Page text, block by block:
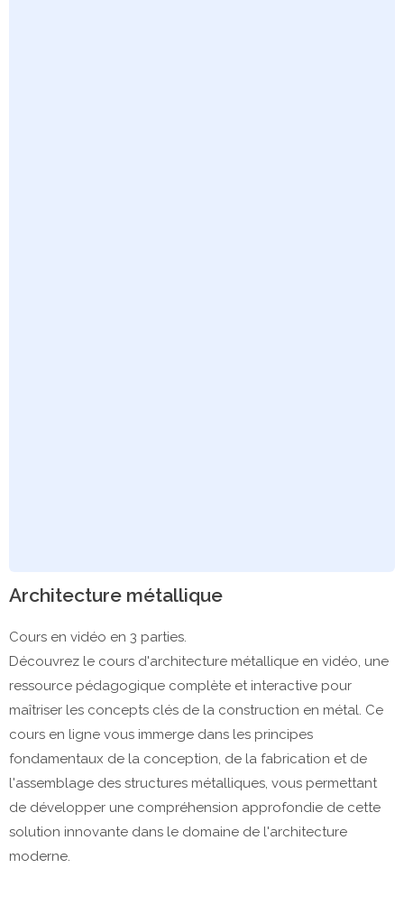
Architecture métallique
Cours en vidéo en 3 parties.
Découvrez le cours d'architecture métallique en vidéo, une
ressource pédagogique complète et interactive pour
maîtriser les concepts clés de la construction en métal. Ce
cours en ligne vous immerge dans les principes
fondamentaux de la conception, de la fabrication et de
l'assemblage des structures métalliques, vous permettant
de développer une compréhension approfondie de cette
solution innovante dans le domaine de l'architecture
moderne.